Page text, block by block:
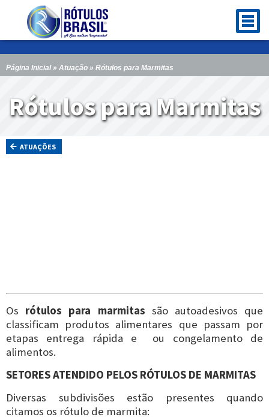
Página Inicial» Atuação » Rótulos para Marmitas
Rótulos para Marmitas
ATUAÇÕES
Os rótulos para marmitas são autoadesivos que
classificam produtos alimentares que passam por
etapas entrega rápida e ou congelamento de
alimentos.
SETORES ATENDIDO PELOS RÓTULOS DE MARMITAS
Diversas subdivisões estão presentes quando
citamos os rótulo de marmita: